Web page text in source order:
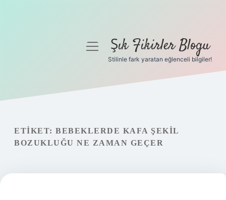
Gizlilik Politikası
Hakkımızda
menüyüŞık Fikirler Blogu
Stilinle fark yaratan eğlenceli bilgiler!
ETIKET: BEBEKLERDE KAFA ŞEKIL
BOZUKLUĞU NE ZAMAN GEÇER